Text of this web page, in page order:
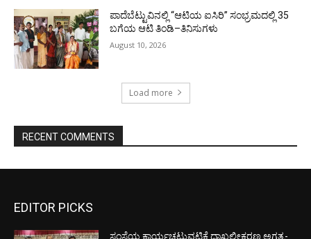
ಪಾದೆಬೆಟ್ಟುವಿನಲ್ಲಿ “ಆಟಿಯ ಐಸಿರಿ’’ ಸಂಭ್ರಮದಲ್ಲಿ 35
ಬಗೆಯ ಆಟಿ ತಿಂಡಿ–ತಿನಿಸುಗಳು
August 10, 2026
Load more
RECENT COMMENTS
EDITOR PICKS
ಸಂಸ್ಥೆಯ ಕಾರ್ಯಚಟುವಟಿಕೆ ದಾಖಲೀಕರಣ ಅಗತ್ಯ-